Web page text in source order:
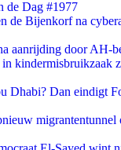
de Dag #1977
de Bijenkorf na
aanrijding door AH-
kindermisbruikzaak
Dhabi? Dan eindigt
migrantentunnel